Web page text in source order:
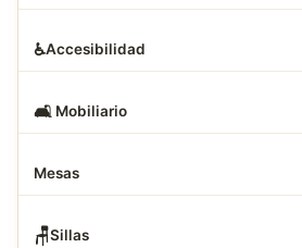
♿Accesibilidad
🛋 ️ Mobiliario
Mesas
🪑Sillas